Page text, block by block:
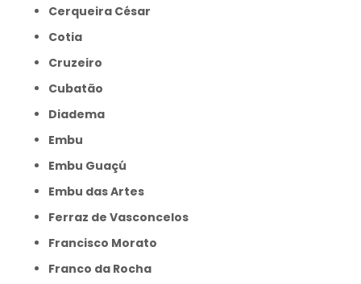
Cerqueira César
Cotia
Cruzeiro
Cubatão
Diadema
Embu
Embu Guaçú
Embu das Artes
Ferraz de Vasconcelos
Francisco Morato
Franco da Rocha